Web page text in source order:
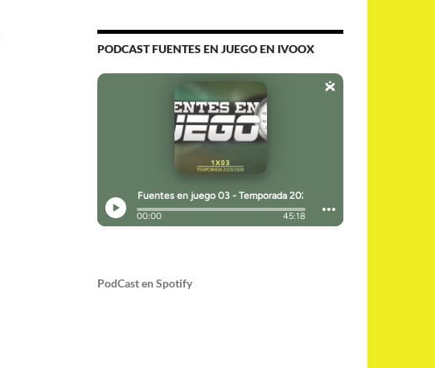
PODCAST FUENTES EN JUEGO EN IVOOX
PodCast en Spotify